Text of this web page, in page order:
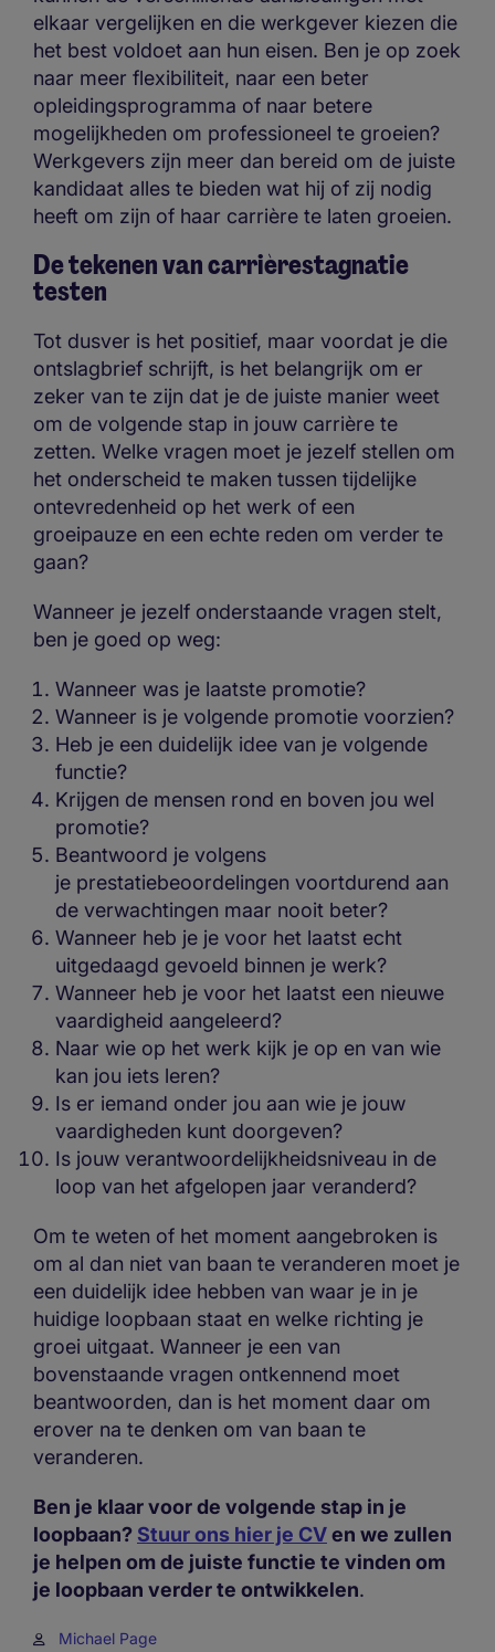
elkaar vergelijken en die werkgever kiezen die
het best voldoet aan hun eisen. Ben je op zoek
naar meer flexibiliteit, naar een beter
opleidingsprogramma of naar betere
mogelijkheden om professioneel te groeien?
Werkgevers zijn meer dan bereid om de juiste
kandidaat alles te bieden wat hij of zij nodig
heeft om zijn of haar carrière te laten groeien.
De tekenen van carrièrestagnatie
testen
Tot dusver is het positief, maar voordat je die
ontslagbrief schrijft, is het belangrijk om er
zeker van te zijn dat je de juiste manier weet
om de volgende stap in jouw carrière te
zetten. Welke vragen moet je jezelf stellen om
het onderscheid te maken tussen tijdelijke
ontevredenheid op het werk of een
groeipauze en een echte reden om verder te
gaan?
Wanneer je jezelf onderstaande vragen stelt,
ben je goed op weg:
Wanneer was je laatste promotie?
Wanneer is je volgende promotie voorzien?
Heb je een duidelijk idee van je volgende
functie?
Krijgen de mensen rond en boven jou wel
promotie?
Beantwoord je volgens
je prestatiebeoordelingen voortdurend aan
de verwachtingen maar nooit beter?
Wanneer heb je je voor het laatst echt
uitgedaagd gevoeld binnen je werk?
Wanneer heb je voor het laatst een nieuwe
vaardigheid aangeleerd?
Naar wie op het werk kijk je op en van wie
kan jou iets leren?
Is er iemand onder jou aan wie je jouw
vaardigheden kunt doorgeven?
Is jouw verantwoordelijkheidsniveau in de
loop van het afgelopen jaar veranderd?
Om te weten of het moment aangebroken is
om al dan niet van baan te veranderen moet je
een duidelijk idee hebben van waar je in je
huidige loopbaan staat en welke richting je
groei uitgaat. Wanneer je een van
bovenstaande vragen ontkennend moet
beantwoorden, dan is het moment daar om
erover na te denken om van baan te
veranderen.
Ben je klaar voor de volgende stap in je
loopbaan? Stuur ons hier je CVen we zullen
je helpen om de juiste functie te vinden om
je loopbaan verder te ontwikkelen.
Michael Page